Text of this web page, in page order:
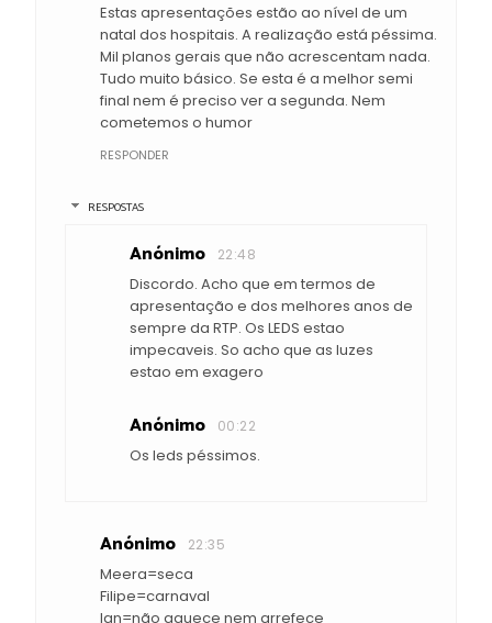
Estas apresentações estão ao nível de um
natal dos hospitais. A realização está péssima.
Mil planos gerais que não acrescentam nada.
Tudo muito básico. Se esta é a melhor semi
final nem é preciso ver a segunda. Nem
cometemos o humor
RESPONDER
RESPOSTAS
Anónimo 22:48
Discordo. Acho que em termos de
apresentação e dos melhores anos de
sempre da RTP. Os LEDS estao
impecaveis. So acho que as luzes
estao em exagero
Anónimo 00:22
Os leds péssimos.
Anónimo 22:35
Meera=seca
Filipe=carnaval
Ian=não aquece nem arrefece